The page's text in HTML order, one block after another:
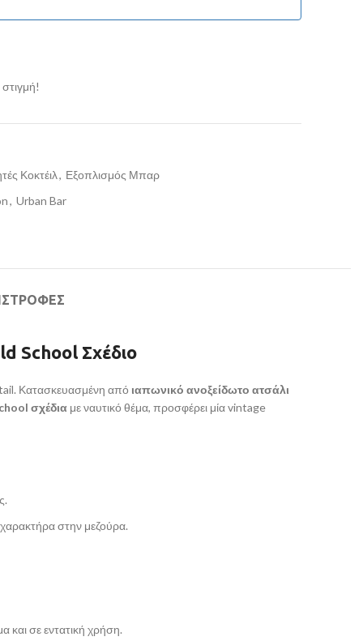
Κοκτέιλ, Εξοπλισμός Μπαρ
, Urban Bar
School Σχέδιο
Κατασκευασμένη από ιαπωνικό ανοξείδωτο ατσάλι
σχέδια με ναυτικό θέμα, προσφέρει μία vintage
στην μεζούρα.
και σε εντατική χρήση.